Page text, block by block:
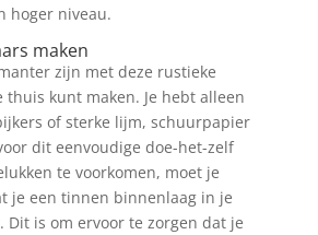
hoger niveau.
maken
zijn met deze rustieke
thuis kunt maken. Je hebt alleen
of sterke lijm, schuurpapier
dit eenvoudige doe-het-zelf
te voorkomen, moet je
je een tinnen binnenlaag in je
Dit is om ervoor te zorgen dat je